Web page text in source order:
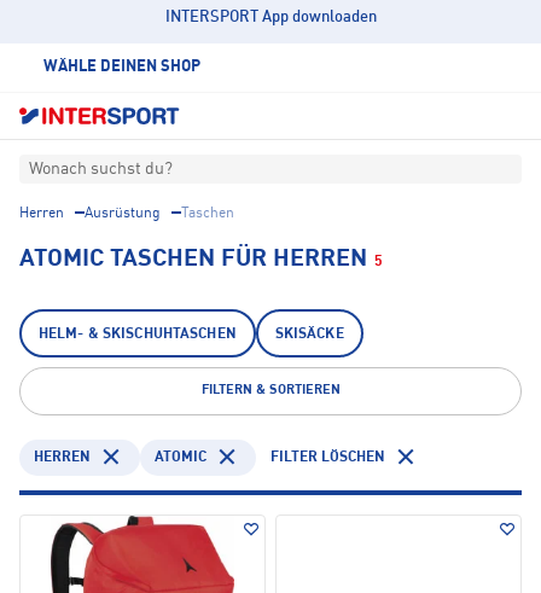
INTERSPORT App downloaden
WÄHLE DEINEN SHOP
Wonach suchst du?
Herren Ausrüstung Taschen
ATOMIC TASCHEN FÜR HERREN 5
HELM- & SKISCHUHTASCHEN SKISÄCKE
FILTERN & SORTIEREN
HERREN ATOMIC FILTER LÖSCHEN